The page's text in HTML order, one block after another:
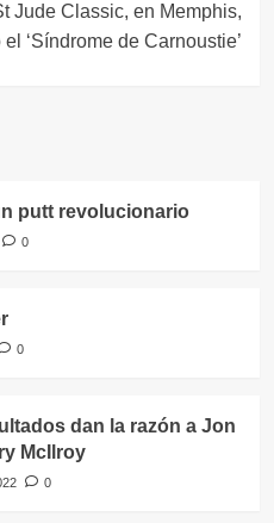
Jude Classic, en Memphis,
‘Síndrome de Carnoustie’
putt revolucionario
0
0
dan la razón a Jon
McIlroy
0